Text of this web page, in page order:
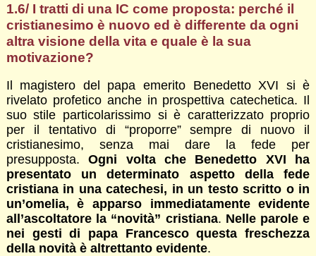
1.6/ I tratti di una IC come proposta: perché il
cristianesimo è nuovo ed è differente da ogni
altra visione della vita e quale è la sua
motivazione?
Il magistero del papa emerito Benedetto XVI si è
rivelato profetico anche in prospettiva catechetica. Il
suo stile particolarissimo si è caratterizzato proprio
per il tentativo di “proporre” sempre di nuovo il
cristianesimo, senza mai dare la fede per
presupposta.Ogni volta che Benedetto XVI ha
presentato un determinato aspetto della fede
cristiana in una catechesi, in un testo scritto o in
un’omelia, è apparso immediatamente evidente
all’ascoltatore la “novità” cristiana. Nelle parole e
nei gesti di papa Francesco questa freschezza
della novità è altrettanto evidente.